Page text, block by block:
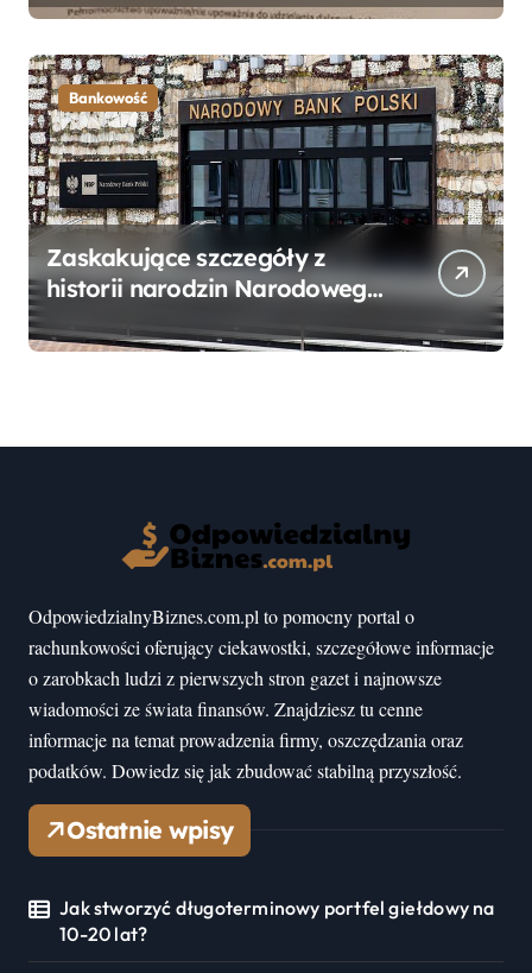
Przewodnik
Bankowość
Zaskakujące szczegóły z
historii narodzin Narodowego
mogłeś nie wiedzieć
OdpowiedzialnyBiznes.com.pl to pomocny portal o
rachunkowości oferujący ciekawostki, szczegółowe informacje
o zarobkach ludzi z pierwszych stron gazet i najnowsze
wiadomości ze świata finansów. Znajdziesz tu cenne
informacje na temat prowadzenia firmy, oszczędzania oraz
podatków. Dowiedz się jak zbudować stabilną przyszłość.
Ostatnie wpisy
Jak stworzyć długoterminowy portfel giełdowy na
10-20 lat?